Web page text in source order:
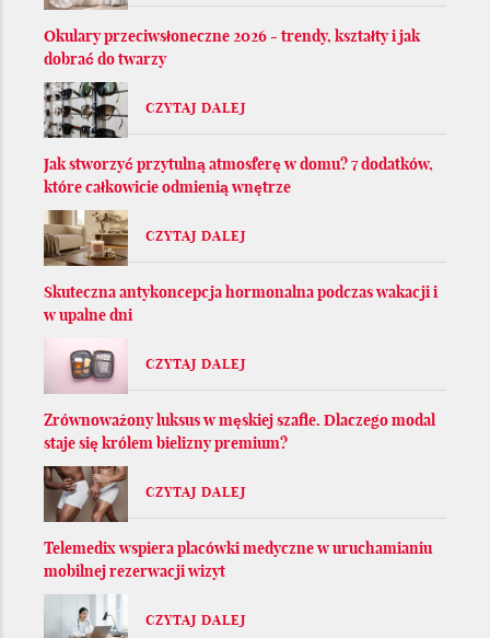
Okulary przeciwsłoneczne 2026 - trendy, kształty i jak
dobrać do twarzy
CZYTAJ DALEJ
Jak stworzyć przytulną atmosferę w domu? 7 dodatków,
które całkowicie odmienią wnętrze
CZYTAJ DALEJ
Skuteczna antykoncepcja hormonalna podczas wakacji i
w upalne dni
CZYTAJ DALEJ
Zrównoważony luksus w męskiej szafie. Dlaczego modal
staje się królem bielizny premium?
CZYTAJ DALEJ
Telemedix wspiera placówki medyczne w uruchamianiu
mobilnej rezerwacji wizyt
CZYTAJ DALEJ